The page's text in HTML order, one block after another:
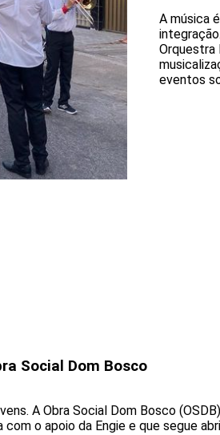
A música
Orquestra
eventos
Social Dom Bosco
A Obra Social Dom Bosco
o apoio da Engie e que segue